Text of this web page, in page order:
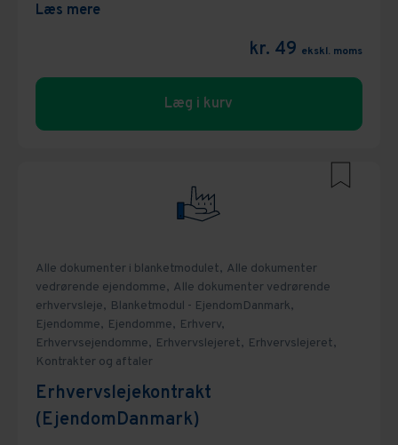
Læs mere
kr. 49 ekskl. moms
Læg i kurv
Alle dokumenter i blanketmodulet, Alle dokumenter
vedrørende ejendomme, Alle dokumenter vedrørende
erhvervsleje, Blanketmodul - EjendomDanmark,
Ejendomme, Ejendomme, Erhverv,
Erhvervsejendomme, Erhvervslejeret, Erhvervslejeret,
Kontrakter og aftaler
Erhvervslejekontrakt
(EjendomDanmark)